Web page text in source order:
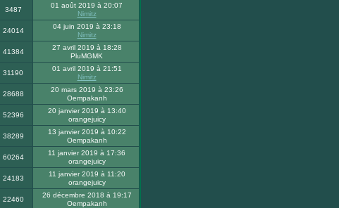
3487
01 août 2019 à 20:07
Nimitz
24014
04 juin 2019 à 23:18
Nimitz
41384
27 avril 2019 à 18:28
PluMGMK
31190
01 avril 2019 à 21:51
Nimitz
28688
20 mars 2019 à 23:26
Oempakanh
52396
20 janvier 2019 à 13:40
orangejuicy
38289
13 janvier 2019 à 10:22
Oempakanh
60264
11 janvier 2019 à 17:36
orangejuicy
24183
11 janvier 2019 à 11:20
orangejuicy
22460
26 décembre 2018 à 19:17
Oempakanh